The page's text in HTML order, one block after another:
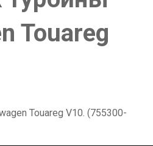
Touareg
Touareg V10. (755300-